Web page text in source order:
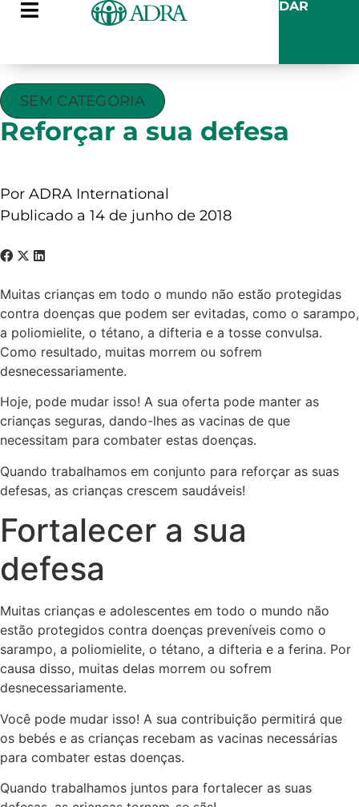
DAR
SEM CATEGORIA
Reforçar a sua defesa
Por ADRA International
Publicado a 14 de junho de 2018
Muitas crianças em todo o mundo não estão protegidas
contra doenças que podem ser evitadas, como o sarampo,
a poliomielite, o tétano, a difteria e a tosse convulsa.
Como resultado, muitas morrem ou sofrem
desnecessariamente.
Hoje, pode mudar isso! A sua oferta pode manter as
crianças seguras, dando-lhes as vacinas de que
necessitam para combater estas doenças.
Quando trabalhamos em conjunto para reforçar as suas
defesas, as crianças crescem saudáveis!
Fortalecer a sua
defesa
Muitas crianças e adolescentes em todo o mundo não
estão protegidos contra doenças preveníveis como o
sarampo, a poliomielite, o tétano, a difteria e a ferina. Por
causa disso, muitas delas morrem ou sofrem
desnecessariamente.
Você pode mudar isso! A sua contribuição permitirá que
os bebés e as crianças recebam as vacinas necessárias
para combater estas doenças.
Quando trabalhamos juntos para fortalecer as suas